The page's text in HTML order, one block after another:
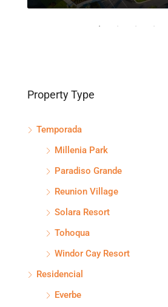
Property Type
Temporada
Millenia Park
Paradiso Grande
Reunion Village
Solara Resort
Tohoqua
Windor Cay Resort
Residencial
Everbe